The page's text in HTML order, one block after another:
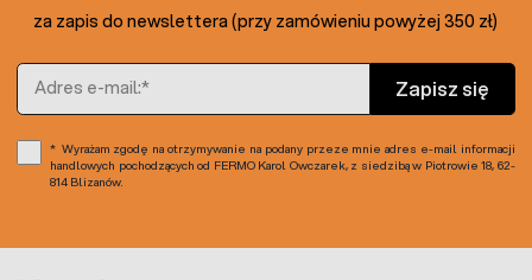
za zapis do newslettera (przy zamówieniu powyżej 350 zł)
Adres e-mail
Zapisz się
Wyrażam zgodę na otrzymywanie na podany przeze mnie adres e-mail informacji
handlowych pochodzących od FERMO Karol Owczarek, z siedzibą w Piotrowie 18, 62-
814 Blizanów.